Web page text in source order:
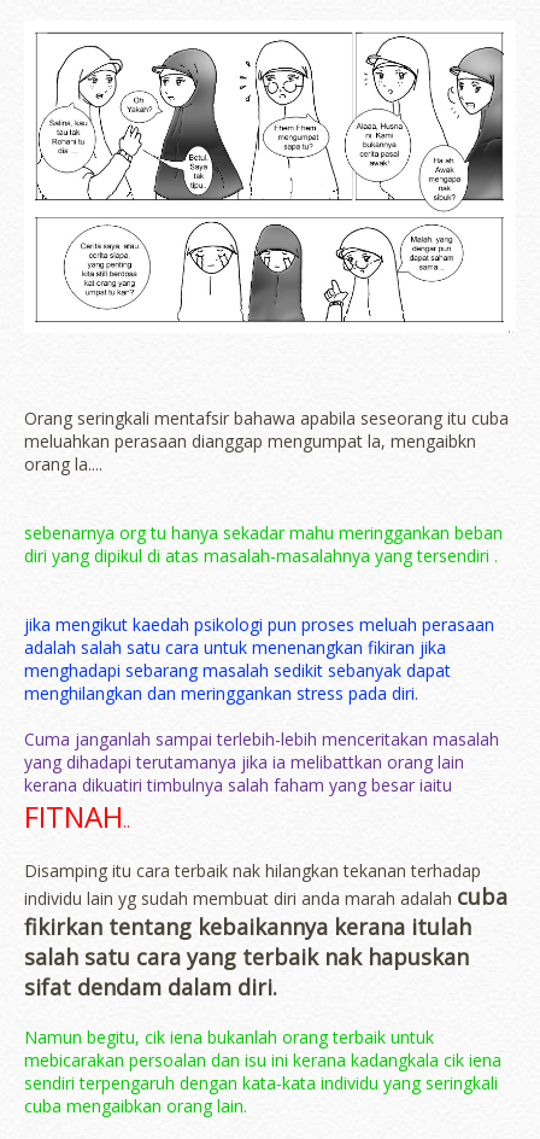
Orang seringkali mentafsir bahawa apabila seseorang itu cuba
meluahkan perasaan dianggap mengumpat la, mengaibkn
orang la....
sebenarnya org tu hanya sekadar mahu meringgankan beban
diri yang dipikul di atas masalah-masalahnya yang tersendiri .
jika mengikut kaedah psikologi pun proses meluah perasaan
adalah salah satu cara untuk menenangkan fikiran jika
menghadapi sebarang masalah sedikit sebanyak dapat
menghilangkan dan meringgankan stress pada diri.
Cuma janganlah sampai terlebih-lebih menceritakan masalah
yang dihadapi terutamanya jika ia melibattkan orang lain
kerana dikuatiri timbulnya salah faham yang besar iaitu
FITNAH..
Disamping itu cara terbaik nak hilangkan tekanan terhadap
individu lain yg sudah membuat diri anda marah adalah cuba
fikirkan tentang kebaikannya kerana itulah
salah satu cara yang terbaik nak hapuskan
sifat dendam dalam diri.
Namun begitu, cik iena bukanlah orang terbaik untuk
mebicarakan persoalan dan isu ini kerana kadangkala cik iena
sendiri terpengaruh dengan kata-kata individu yang seringkali
cuba mengaibkan orang lain.